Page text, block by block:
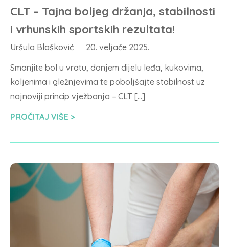
CLT – Tajna boljeg držanja, stabilnosti
i vrhunskih sportskih rezultata!
Uršula Blašković
20. veljače 2025.
Smanjite bol u vratu, donjem dijelu leđa, kukovima,
koljenima i gležnjevima te poboljšajte stabilnost uz
najnoviji princip vježbanja – CLT […]
PROČITAJ VIŠE